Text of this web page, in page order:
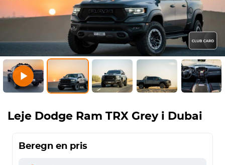
Leje Dodge Ram TRX Greyi Dubai
Beregn en pris